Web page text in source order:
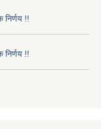
निर्णय !!
निर्णय !!